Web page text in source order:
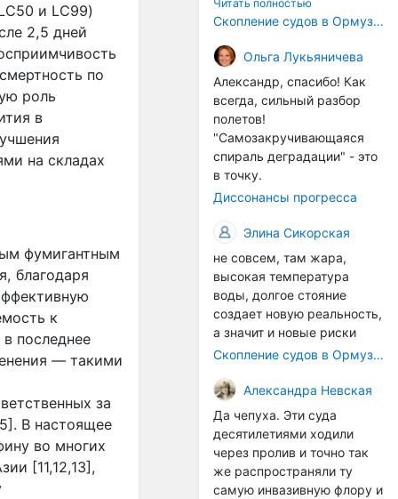
и LC99)
2,5 дней
по
роль
в
на складах
фумигантным
благодаря
к
последнее
— такими
за
В настоящее
во многих
[11,12,13],
корпусах активно
организмы, и потом они
могут быть перенесены в
другие регионы. Поэтому
проблема вполне реальная
— просто я бы говорила не
о неизбежной катастрофе,
а о повышенном риске,
который нельзя
игнорировать. А так да 👍
Читать полностью
Скопление судов в Ормузском проливе грозит катастрофическим распространением инвазивных видов
Ольга Лукьяничева
Александр, спасибо! Как
всегда, сильный разбор
полетов!
"Самозакручивающаяся
спираль деградации" - это
в точку.
Диссонансы прогресса
Элина Сикорская
не совсем, там жара,
высокая температура
воды, долгое стояние
создает новую реальность,
а значит и новые риски
Скопление судов в Ормузском проливе грозит катастрофическим распространением инвазивных видов
Александра Невская
Да чепуха. Эти суда
десятилетиями ходили
через пролив и точно так
же распространяли ту
самую инвазивную флору и